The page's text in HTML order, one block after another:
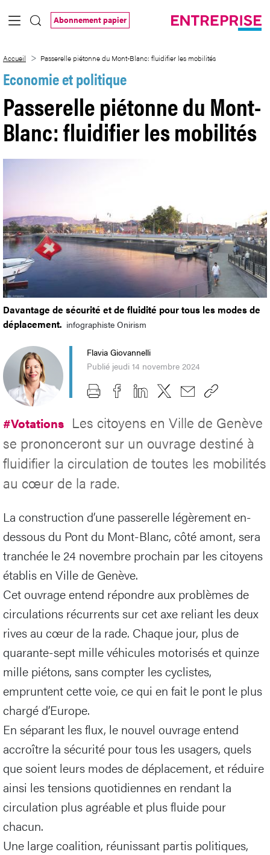
Saut au contenu principal
Abonnement papier
Accueil Passerelle piétonne du Mont-Blanc: fluidifier les mobilités
Economie et politique
Passerelle piétonne du Mont-
Blanc: fluidifier les mobilités
Davantage de sécurité et de fluidité pour tous les modes de
déplacement. infographiste Onirism
Flavia Giovannelli
Publié jeudi 14 novembre 2024
#Votations Les citoyens en Ville de Genève
se prononceront sur un ouvrage destiné à
fluidifier la circulation de toutes les mobilités
au cœur de la rade.
La construction d’une passerelle légèrement en-
dessous du Pont du Mont-Blanc, côté amont, sera
tranchée le 24 novembre prochain par les citoyens
établis en Ville de Genève.
Cet ouvrage entend répondre aux problèmes de
circulations récurrents sur cet axe reliant les deux
rives au cœur de la rade. Chaque jour, plus de
quarante-sept mille véhicules motorisés et quinze
mille piétons, sans compter les cyclistes,
empruntent cette voie, ce qui en fait le pont le plus
chargé d’Europe.
En séparant les flux, le nouvel ouvrage entend
accroître la sécurité pour tous les usagers, quels
que soient leurs modes de déplacement, et réduire
ainsi les tensions quotidiennes en rendant la
circulation plus agréable et plus fluide pour
chacun.
Une large coalition, réunissant partis politiques,